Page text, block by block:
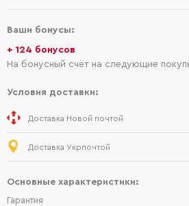
Ваши бонусы:
+ 124 бонусов
На бонусный счёт на следующие
Условия доставки:
Доставка Новой почтой
Доставка Укрпочтой
Основные характеристики:
Гарантия